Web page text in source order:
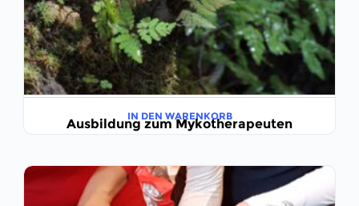
Ausbildung zum Mykotherapeuten
IN DEN WARENKORB